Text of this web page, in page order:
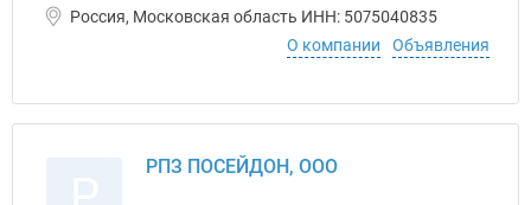
Россия, Московская область ИНН: 5075040835
О компании
Объявления
РПЗ ПОСЕЙДОН, ООО